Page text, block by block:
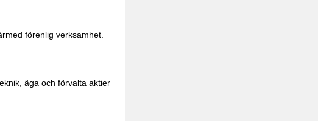
förenlig verksamhet.
äga och förvalta aktier